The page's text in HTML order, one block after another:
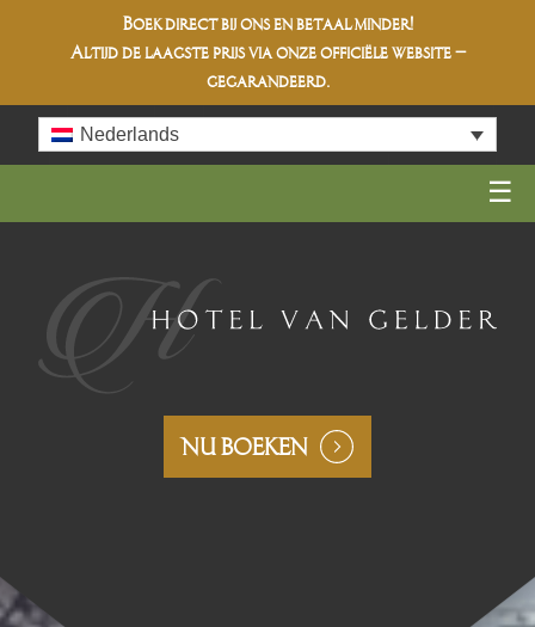
Boek direct bij ons en betaal minder!
Altijd delaagste prijsvia onze officiële website –
gegarandeerd.
NU BOEKEN
Nederlands